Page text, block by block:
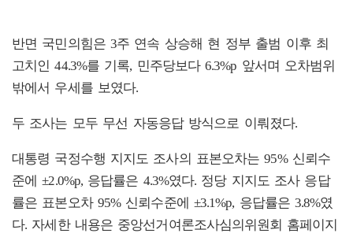
반면 국민의힘은 3주 연속 상승해 현 정부 출범 이후 최
고치인 44.3%를 기록, 민주당보다 6.3%p 앞서며 오차범위
밖에서 우세를 보였다.
두 조사는 모두 무선 자동응답 방식으로 이뤄졌다.
대통령 국정수행 지지도 조사의 표본오차는 95% 신뢰수
준에 ±2.0%p, 응답률은 4.3%였다. 정당 지지도 조사 응답
률은 표본오차 95% 신뢰수준에 ±3.1%p, 응답률은 3.8%였
다. 자세한 내용은 중앙선거여론조사심의위원회 홈페이지